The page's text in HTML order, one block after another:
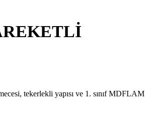
tekerlekli yapısı ve 1. sınıf